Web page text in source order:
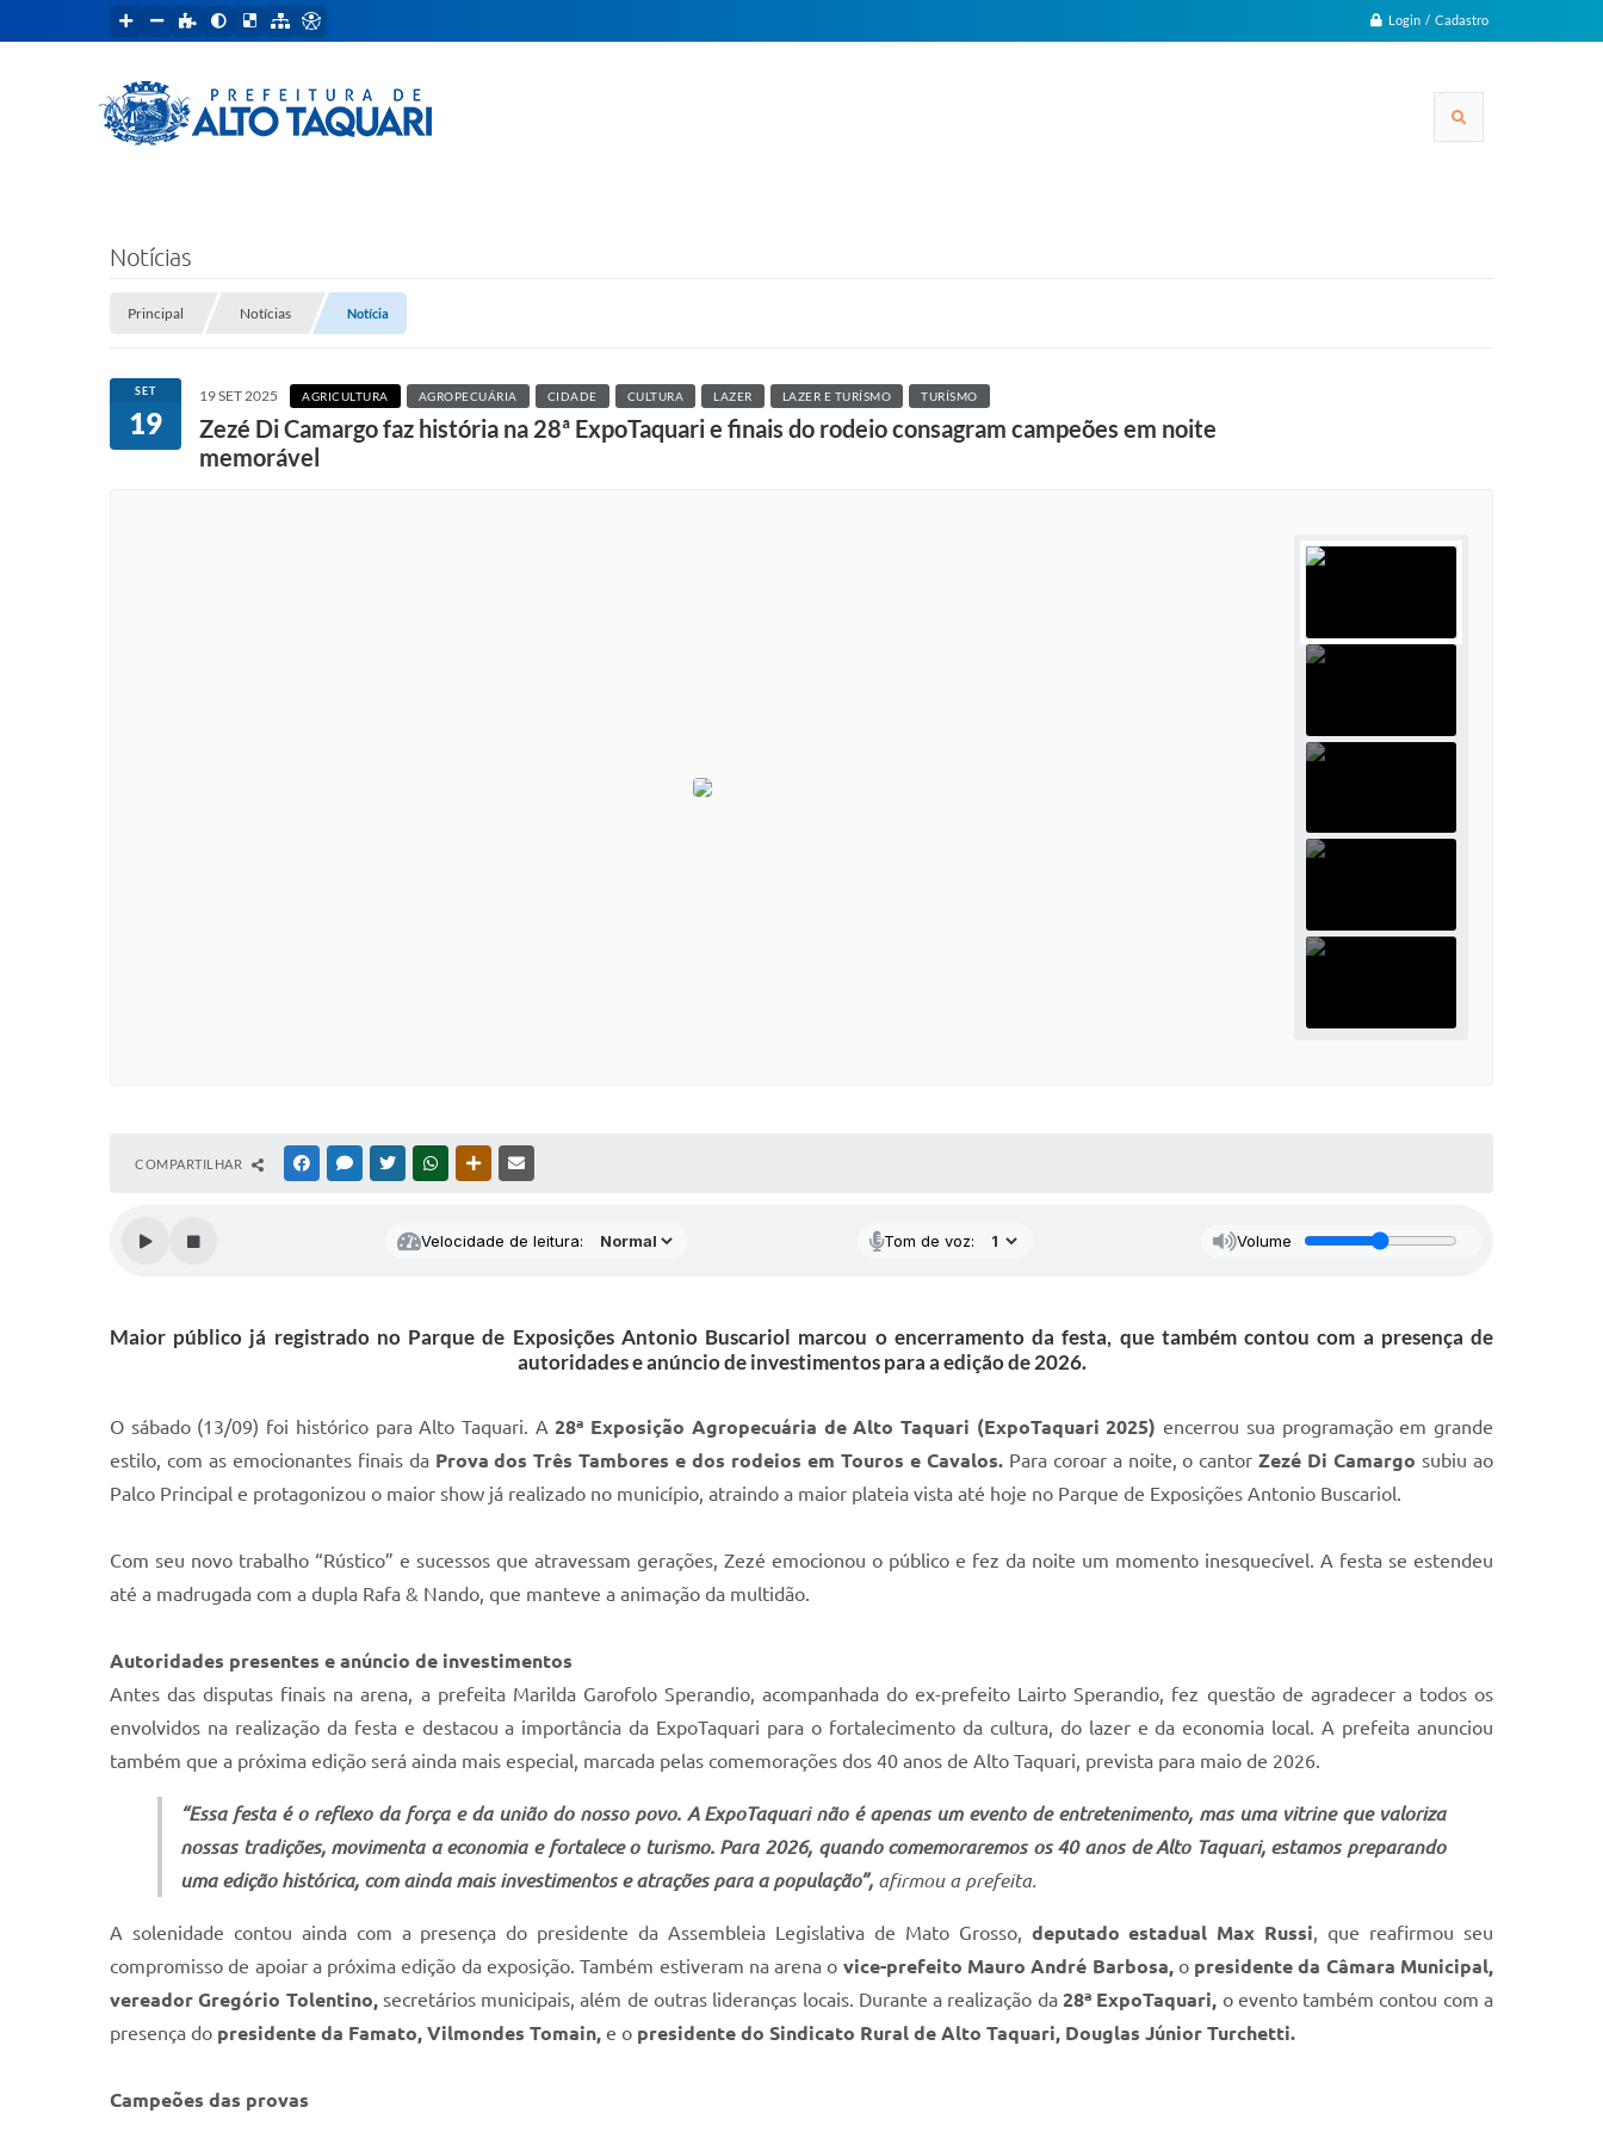
Login / Cadastro
Notícias
Principal Notícias Notícia
SET
19
19 SET 2025 AGRICULTURA AGROPECUÁRIA CIDADE CULTURA LAZER LAZER E TURÍSMO TURÍSMO
Zezé Di Camargo faz história na 28ª ExpoTaquari e finais do rodeio consagram campeões em noite
memorável
COMPARTILHAR FACEBOOKMESSENGER
TWITTERWHATSAPPOUTRAS MÍDIAS
Velocidade de leitura: Tom de voz: Volume
Maior público já registrado no Parque de Exposições Antonio Buscariol marcou o encerramento da festa, que também contou com a presença de
autoridades e anúncio de investimentos para a edição de 2026.
O sábado (13/09) foi histórico para Alto Taquari. A28ª Exposição Agropecuária de Alto Taquari (ExpoTaquari 2025) encerrou sua programação em grande
estilo, com as emocionantes finais da Prova dos Três Tambores e dos rodeios em Touros e Cavalos.Para coroar a noite, o cantorZezé Di Camargo subiu ao
Palco Principal e protagonizou o maior show já realizado no município, atraindo a maior plateia vista até hoje no Parque de Exposições Antonio Buscariol.
Com seu novo trabalho “Rústico” e sucessos que atravessam gerações, Zezé emocionou o público e fez da noite um momento inesquecível. A festa se estendeu
até a madrugada com a dupla Rafa & Nando, que manteve a animação da multidão.
Autoridades presentes e anúncio de investimentos
Antes das disputas finais na arena, a prefeita Marilda Garofolo Sperandio, acompanhada do ex-prefeito Lairto Sperandio, fez questão de agradecer a todos os
envolvidos na realização da festa e destacou a importância da ExpoTaquari para o fortalecimento da cultura, do lazer e da economia local. A prefeita anunciou
também que a próxima edição será ainda mais especial, marcada pelas comemorações dos 40 anos de Alto Taquari, prevista para maio de 2026.
“Essa festa é o reflexo da força e da união do nosso povo. A ExpoTaquari não é apenas um evento de entretenimento, mas uma vitrine que valoriza
nossas tradições, movimenta a economia e fortalece o turismo. Para 2026, quando comemoraremos os 40 anos de Alto Taquari, estamos preparando
uma edição histórica, com ainda mais investimentos e atrações para a população”, afirmou a prefeita.
A solenidade contou ainda com a presença do presidente da Assembleia Legislativa de Mato Grosso, deputado estadual Max Russi, que reafirmou seu
compromisso de apoiar a próxima edição da exposição. Também estiveram na arena o vice-prefeito Mauro André Barbosa,o presidente da Câmara Municipal,
vereador Gregório Tolentino,secretários municipais, além de outras lideranças locais. Durante a realização da28ª ExpoTaquari, o evento também contou com a
presença do presidente da Famato, Vilmondes Tomain, e o presidente do Sindicato Rural de Alto Taquari, Douglas Júnior Turchetti.
Campeões das provas